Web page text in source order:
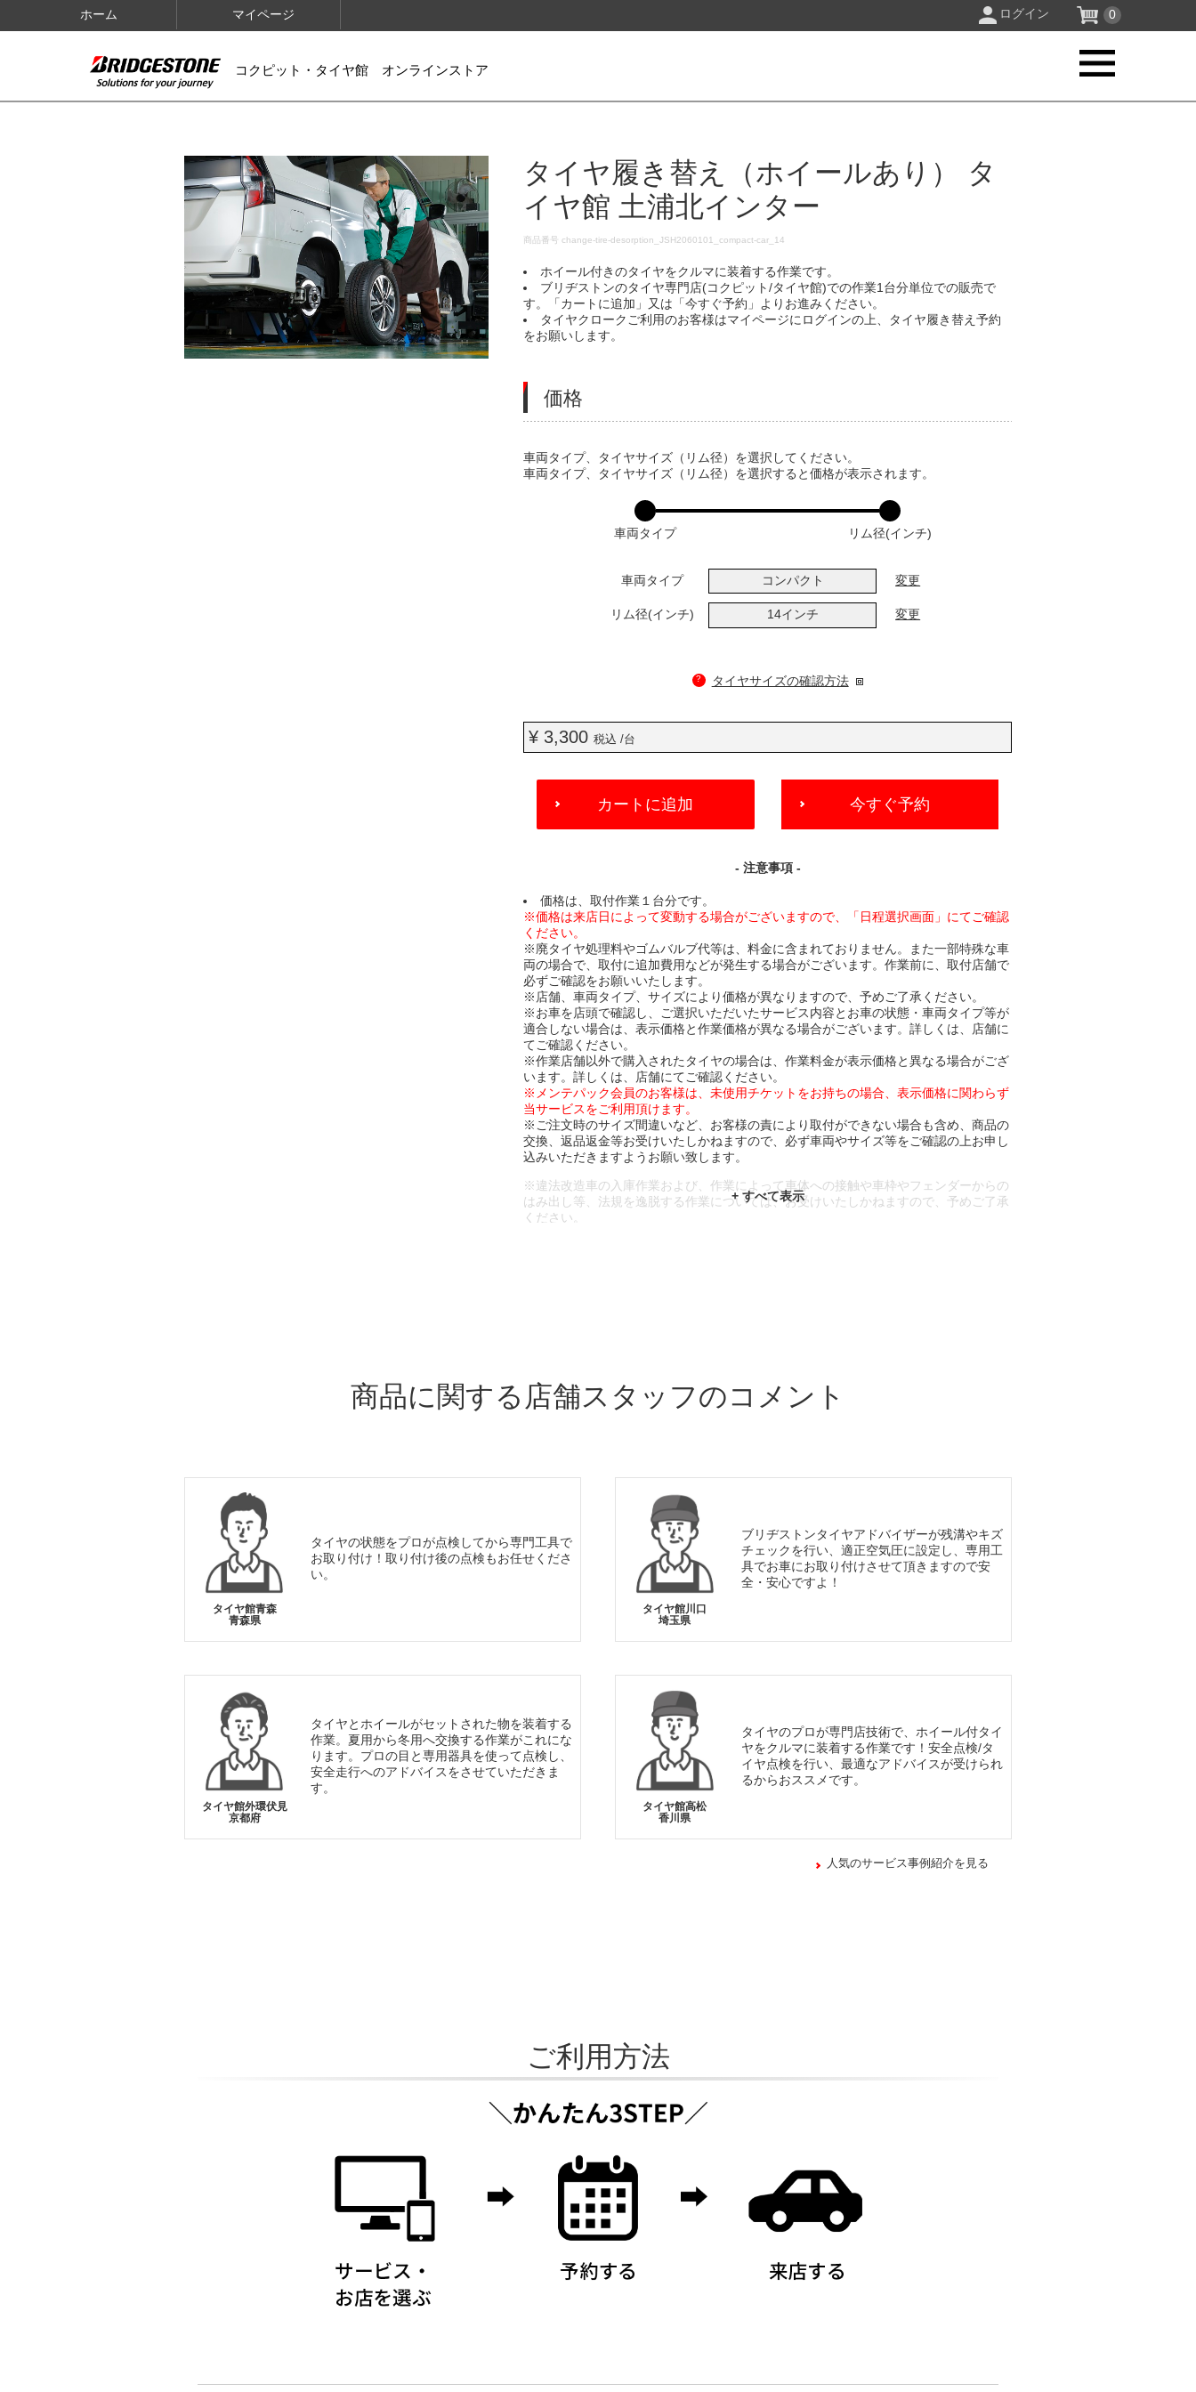
ホーム マイページ ログイン 0
コクピット・タイヤ館 オンラインストア
IMAGES
タイヤ履き替え（ホイールあり） タ
イヤ館 土浦北インター
DETAILS
商品番号change-tire-desorption_JSH2060101_compact-car_14
ホイール付きのタイヤをクルマに装着する作業です。
ブリヂストンのタイヤ専門店(コクピット/タイヤ館)での作業1台分単位での販売で
す。「カートに追加」又は「今すぐ予約」よりお進みください。
タイヤクロークご利用のお客様はマイページにログインの上、タイヤ履き替え予約
をお願いします。
価格
VARIATIONS
車両タイプ、タイヤサイズ（リム径）を選択してください。
車両タイプ、タイヤサイズ（リム径）を選択すると価格が表示されます。
車両タイプ リム径(インチ)
車両タイプ コンパクト 変更
リム径(インチ) 14インチ 変更
? タイヤサイズの確認方法
¥ 3,300税込 /台
ADD
CART
カートに追加 今すぐ予約
- 注意事項 -
価格は、取付作業１台分です。
※価格は来店日によって変動する場合がございますので、「日程選択画面」にてご確認
ください。
※廃タイヤ処理料やゴムバルブ代等は、料金に含まれておりません。また一部特殊な車
両の場合で、取付に追加費用などが発生する場合がございます。作業前に、取付店舗で
必ずご確認をお願いいたします。
※店舗、車両タイプ、サイズにより価格が異なりますので、予めご了承ください。
※お車を店頭で確認し、ご選択いただいたサービス内容とお車の状態・車両タイプ等が
適合しない場合は、表示価格と作業価格が異なる場合がございます。詳しくは、店舗に
てご確認ください。
※作業店舗以外で購入されたタイヤの場合は、作業料金が表示価格と異なる場合がござ
います。詳しくは、店舗にてご確認ください。
※メンテパック会員のお客様は、未使用チケットをお持ちの場合、表示価格に関わらず
当サービスをご利用頂けます。
※ご注文時のサイズ間違いなど、お客様の責により取付ができない場合も含め、商品の
交換、返品返金等お受けいたしかねますので、必ず車両やサイズ等をご確認の上お申し
込みいただきますようお願い致します。
※違法改造車の入庫作業および、作業によって車体への接触や車枠やフェンダーからの
はみ出し等、法規を逸脱する作業については、お受けいたしかねますので、予めご了承
ください。
商品に関する店舗スタッフのコメント
タイヤ館青森
青森県
タイヤの状態をプロが点検してから専門工具で
お取り付け！取り付け後の点検もお任せくださ
い。
タイヤ館川口
埼玉県
ブリヂストンタイヤアドバイザーが残溝やキズ
チェックを行い、適正空気圧に設定し、専用工
具でお車にお取り付けさせて頂きますので安
全・安心ですよ！
タイヤ館外環伏見
京都府
タイヤとホイールがセットされた物を装着する
作業。夏用から冬用へ交換する作業がこれにな
ります。プロの目と専用器具を使って点検し、
安全走行へのアドバイスをさせていただきま
す。
タイヤ館高松
香川県
タイヤのプロが専門店技術で、ホイール付タイ
ヤをクルマに装着する作業です！安全点検/タ
イヤ点検を行い、最適なアドバイスが受けられ
るからおススメです。
人気のサービス事例紹介を見る
ご利用方法